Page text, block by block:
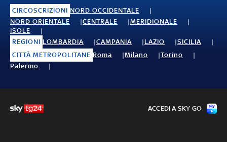
CIRCOSCRIZIONI NORD OCCIDENTALE
NORD ORIENTALE
CENTRALE
MERIDIONALE
ISOLE
REGIONI LOMBARDIA CAMPANIA LAZIO
SICILIA
CITTÀ METROPOLITANE Roma Milano
Torino
Palermo
ACCEDI A SKY GO